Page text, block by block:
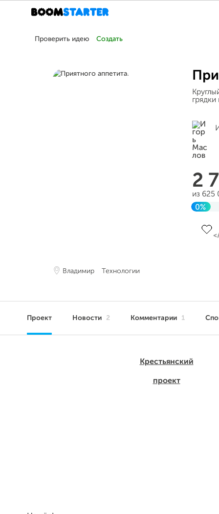
Проверить идею Создать
Владимир Технологии
2
из 625
0%
Проект Новости 2 Комментарии 1
Крестьянский
проект